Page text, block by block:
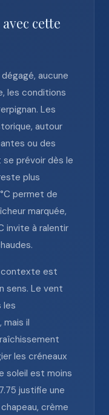
cette
aucune
les conditions
Les
autour
ou des
prévoir dès le
plus
permet de
marquée,
invite à ralentir
contexte est
sens. Le vent
les
mais il
les créneaux
soleil est moins
justifie une
crème